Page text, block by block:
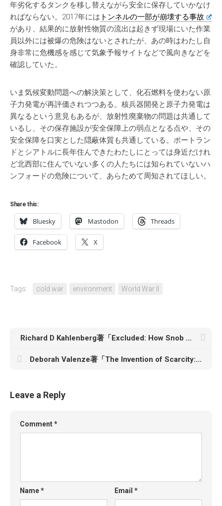
年劣化するタンクを移し替えながら安全に保存していかなけ
ればならない。2017年には トンネルの一部が崩壊する事故
があり、結果的に放射性物質の流出は起きず現場にいた作業
員以外には被爆の危険はないとされたが、あの時はわたし自
身非常に危機感を感じて気象予報サイトなどで風向きなどを
確認していた。
いま気候変動問題への解決策として、化石燃料を使わない原
子力発電が再評価されつつある。核兵器開発と原子力発電は
異なるという意見もあるが、放射性廃棄物の問題は共通して
いるし、その保存施設が安全保障上の弱点となる点や、その
安全保障を口実とした隠蔽体質も共通している。ポートラン
ドとシアトルに長年住んできたわたしにとっては身近だけれ
ど北西部に住んでいない多くの人たちには知られていないハ
ンフォードの危険について、あらためて周知されてほしい。
Share this:
Bluesky Mastodon Threads
Facebook X
Tags: cold war environment World War II
Richard D Kahlenberg著「Excluded: How Snob Zoning, NIMBYism, and Class Bias Build the Walls We Don’t See」
Deborah Valenze著「The Invention of Scarcity: Malthus and the Margins of History」
Leave a Reply
Comment*
Name* Email*